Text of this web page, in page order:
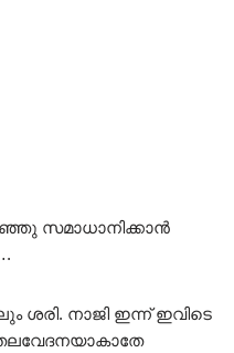
സമാധാനിക്കാൻ
ശരി. നാജി ഇന്ന് ഇവിടെ